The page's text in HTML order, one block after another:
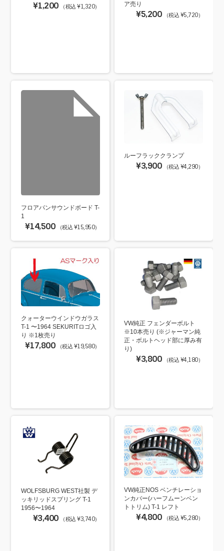
¥1,200 （税込 ¥1,320）
ア売り
¥5,200 （税込 ¥5,720）
フロアパンサウンドボード T-
1
¥14,500 （税込 ¥15,950）
ルーフラッククランプ
¥3,900 （税込 ¥4,290）
クォーターウインドウガラス
T-1 〜1964 SEKURITロゴ入
り ※1枚売り
¥17,800 （税込 ¥19,580）
VW純正 フェンダーボルト
※10本売り (※ジャーマン純
正・ボルトヘッド部に厚み有
り)
¥3,800 （税込 ¥4,180）
WOLFSBURG WEST社製 デ
ッキリッドスプリング T-1
1956〜1964
¥3,400 （税込 ¥3,740）
VW純正NOS ベンチレーショ
ンカバー(ハーフムーンベン
トトリム) T-1 レフト
¥4,800 （税込 ¥5,280）